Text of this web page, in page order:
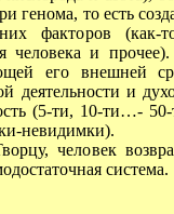
генома, то есть
факторов (как-
человека и
его внешней
деятельности и
(5-ти, 10-ти…-
невидимки).
человек
система.